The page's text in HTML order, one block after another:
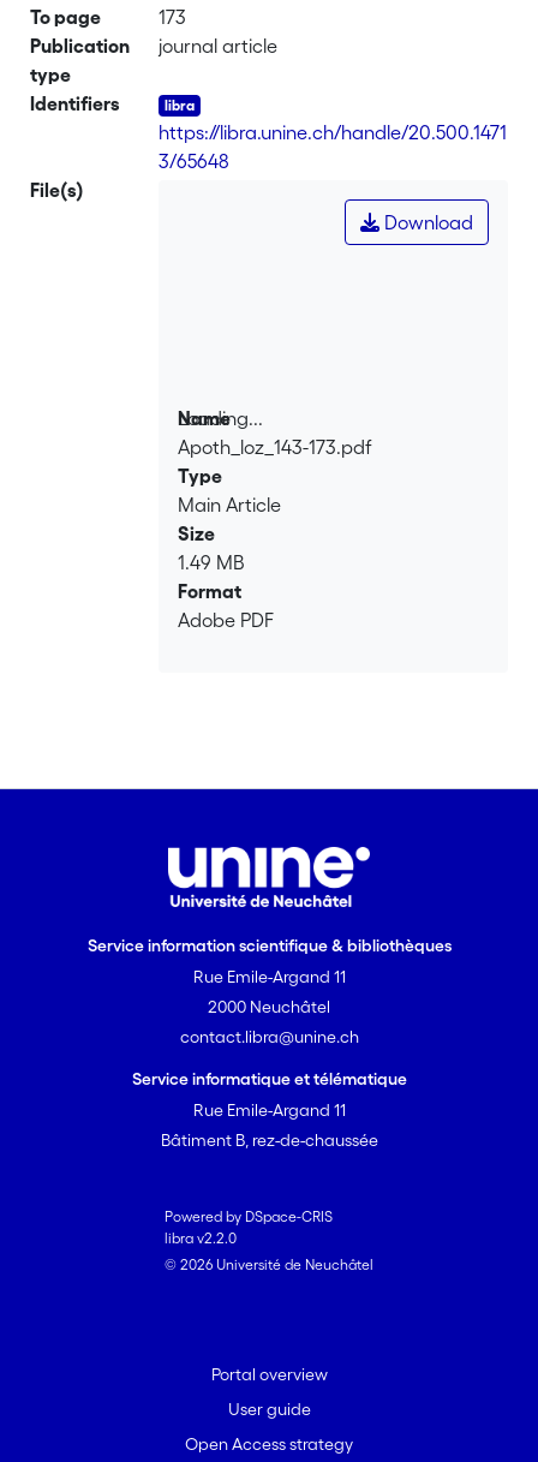
To page
173
Publication
type
journal article
Identifiers
https://libra.unine.ch/handle/20.500.1471
3/65648
File(s)
Loading...
Loading...
Download
Name
Apoth_loz_143-173.pdf
Type
Main Article
Size
1.49 MB
Format
Adobe PDF
Service information scientifique & bibliothèques
Rue Emile-Argand 11
2000 Neuchâtel
contact.libra@unine.ch
Service informatique et télématique
Rue Emile-Argand 11
Bâtiment B, rez-de-chaussée
Powered by DSpace-CRIS
libra v2.2.0
© 2026 Université de Neuchâtel
Portal overview
User guide
Open Access strategy